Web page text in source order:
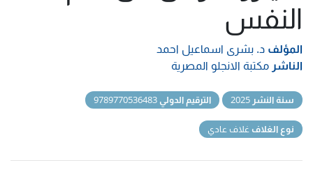
النفس
المؤلف د. بشرى اسماعيل احمد
الناشر مكتبة الانجلو المصرية
سنة النشر الترقيم الدولي
نوع الغلاف غلاف عادي